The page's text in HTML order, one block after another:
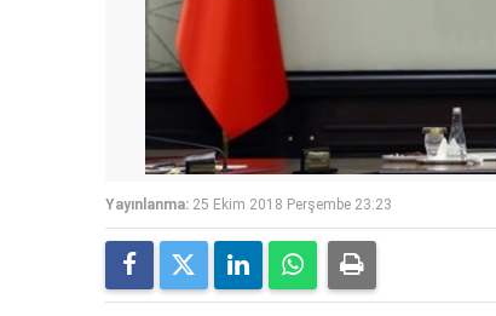
Yayınlanma: 25 Ekim 2018 Perşembe 23:23